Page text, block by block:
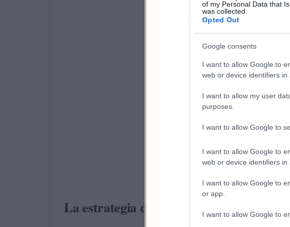
of my Personal Data that
was collected.
Opted Out
Google consents
I want to allow Google to
web or device identifiers in
I want to allow my user
purposes.
I want to allow Google to
I want to allow Google to
web or device identifiers in
I want to allow Google to
or app.
I want to allow Google to
La estrategia de activos de Kiyosaki